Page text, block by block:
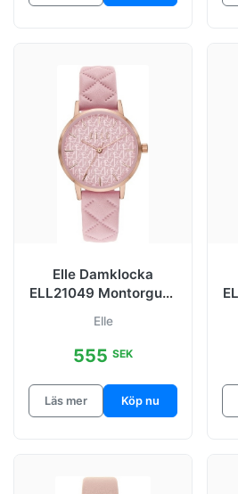
Elle Damklocka
ELL21049 Montorgueil
Elle
555 SEK
Läs mer Köp nu